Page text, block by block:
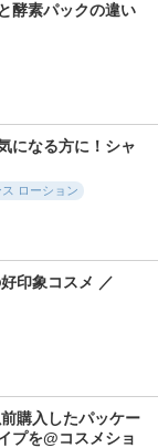
酵素パックの違い
になる方に！シャ
ローション
印象コスメ ／
購入したパッケー
プを@コスメショ